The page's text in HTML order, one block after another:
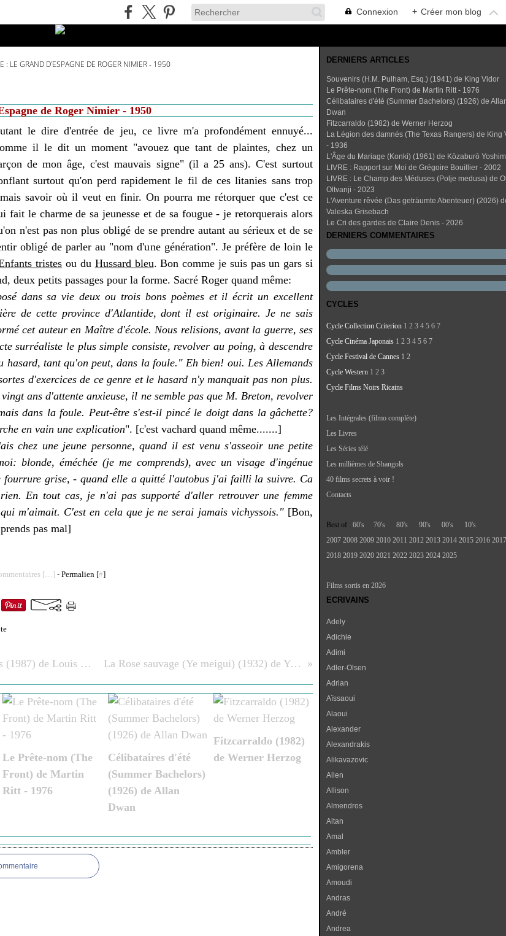
Connexion + Créer mon blog
: LE GRAND D'ESPAGNE DE ROGER NIMIER - 1950
de Roger Nimier - 1950
le dire d'entrée de jeu, ce livre m'a profondément ennuyé...
il le dit un moment "avouez que tant de plaintes, chez un
de mon âge, c'est mauvais signe" (il a 25 ans). C'est surtout
surtout qu'on perd rapidement le fil de ces litanies sans trop
savoir où il veut en finir. On pourra me rétorquer que c'est ce
fait le charme de sa jeunesse et de sa fougue - je retorquerais alors
n'est pas non plus obligé de se prendre autant au sérieux et de se
obligé de parler au "nom d'une génération". Je préfère de loin le
tristes ou du Hussard bleu. Bon comme je suis pas un gars si
deux petits passages pour la forme. Sacré Roger quand même:
dans sa vie deux ou trois bons poèmes et il écrit un excellent
de cette province d'Atlantide, dont il est originaire. Je ne sais
cet auteur en Maître d'école. Nous relisions, avant la guerre, ses
surréaliste le plus simple consiste, revolver au poing, à descendre
hasard, tant qu'on peut, dans la foule." Eh bien! oui. Les Allemands
d'exercices de ce genre et le hasard n'y manquait pas non plus.
ans d'attente anxieuse, il ne semble pas que M. Breton, revolver
dans la foule. Peut-être s'est-il pincé le doigt dans la gâchette?
en vain une explication". [c'est vachard quand même.......]
chez une jeune personne, quand il est venu s'asseoir une petite
blonde, éméchée (je me comprends), avec un visage d'ingénue
fourrure grise, - quand elle a quitté l'autobus j'ai failli la suivre. Ca
En tout cas, je n'ai pas supporté d'aller retrouver une femme
m'aimait. C'est en cela que je ne serai jamais vichyssois."[Bon,
pas mal]
[…] - Permalien [#]
Au revoir les Enfants (1987) de Louis Malle La Rose sauvage (Ye meigui) (1932) de Yu Sun
Le Prête-nom (The
Front) de Martin
Ritt - 1976
Célibataires d'été
(Summer Bachelors)
(1926) de Allan
Dwan
Fitzcarraldo (1982)
de Werner Herzog
DERNIERS ARTICLES
Souvenirs (H.M. Pulham, Esq.) (1941) de King Vidor
Le Prête-nom (The Front) de Martin Ritt - 1976
Célibataires d'été (Summer Bachelors) (1926) de
Dwan
Fitzcarraldo (1982) de Werner Herzog
La Légion des damnés (The Texas Rangers) de King
- 1936
L'Âge du Mariage (Konki) (1961) de Kōzaburō
LIVRE : Rapport sur Moi de Grégoire Bouillier - 2002
LIVRE : Le Champ des Méduses (Polje medusa) de
Oltvanji - 2023
L'Aventure rêvée (Das geträumte Abenteuer) (2026)
Valeska Grisebach
Le Cri des gardes de Claire Denis - 2026
DERNIERS COMMENTAIRES
CYCLES
Cycle Collection Criterion 1 2 3 4 5 6 7
Cycle Cinéma Japonais 1 2 3 4 5 6 7
Cycle Festival de Cannes 1 2
Cycle Western 1 2 3
Cycle Films Noirs Ricains
Les Intégrales (filmo complète)
Les Livres
Les Séries télé
Les millièmes de Shangols
40 films secrets à voir !
Contacts
Best of : 60's 70's 80's 90's 00's
10's
2007 2008 2009 2010 2011 2012 2013 2014 2015 2016 2017
2018 2019 2020 2021 2022 2023 2024 2025
Films sortis en 2026
ECRIVAINS
Adely
Adichie
Adimi
Adler-Olsen
Adrian
Aïssaoui
Alaoui
Alexander
Alexandrakis
Alikavazovic
Allen
Allison
Almendros
Altan
Amal
Ambler
Amigorena
Amoudi
Andras
André
Andrea